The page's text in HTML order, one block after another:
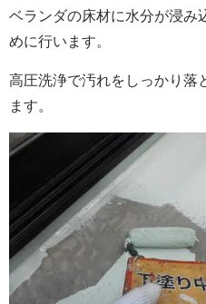
ベランダの床材に水分が浸み
めに行います。
高圧洗浄で汚れをしっかり落
ます。